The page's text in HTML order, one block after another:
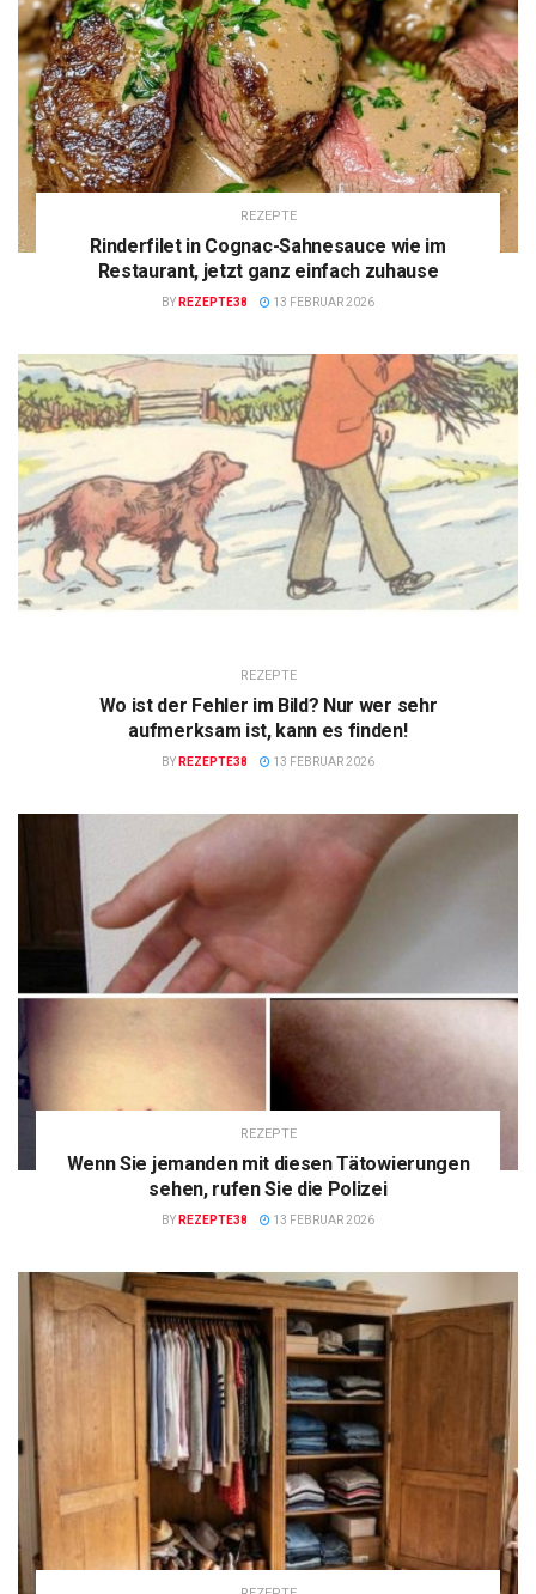
REZEPTE
Rinderfilet in Cognac-Sahnesauce wie im
Restaurant, jetzt ganz einfach zuhause
BY REZEPTE38 13 FEBRUAR 2026
REZEPTE
Wo ist der Fehler im Bild? Nur wer sehr
aufmerksam ist, kann es finden!
BY REZEPTE38 13 FEBRUAR 2026
REZEPTE
Wenn Sie jemanden mit diesen Tätowierungen
sehen, rufen Sie die Polizei
BY REZEPTE38 13 FEBRUAR 2026